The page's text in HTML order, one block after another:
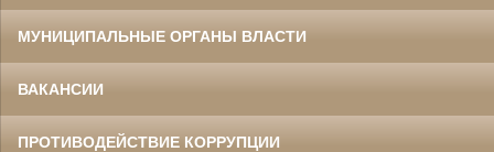
МУНИЦИПАЛЬНЫЕ ОРГАНЫ ВЛАСТИ
ВАКАНСИИ
ПРОТИВОДЕЙСТВИЕ КОРРУПЦИИ